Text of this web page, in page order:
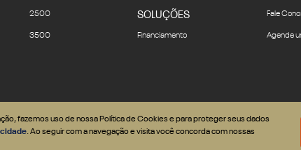
2500
3500
SOLUÇÕES
Financiamento
Fale
Agende
fazemos uso de nossa Política de Cookies e para proteger seus dados
. Ao seguir com a navegação e visita você concorda com nossas